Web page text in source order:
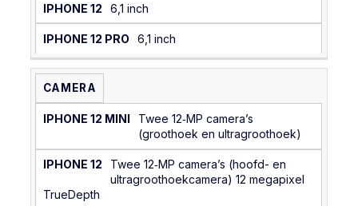
6,1 inch
6,1 inch
CAMERA
Twee 12‑MP camera’s
(groothoek en ultragroothoek)
Twee 12‑MP camera’s (hoofd- en
ultragroothoekcamera) 12 megapixel
TrueDepth